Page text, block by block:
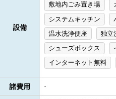
設備
敷地内ごみ置き場
システムキッチン
温水洗浄便座
独立
シューズボックス
インターネット無料
諸費用 -